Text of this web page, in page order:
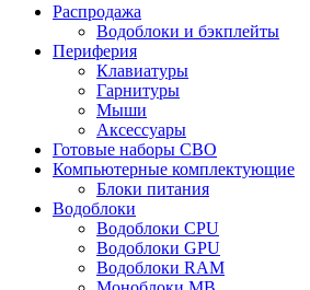
Распродажа
Водоблоки и бэкплейты
Периферия
Клавиатуры
Гарнитуры
Мыши
Аксессуары
Готовые наборы СВО
Компьютерные комплектующие
Блоки питания
Водоблоки
Водоблоки CPU
Водоблоки GPU
Водоблоки RAM